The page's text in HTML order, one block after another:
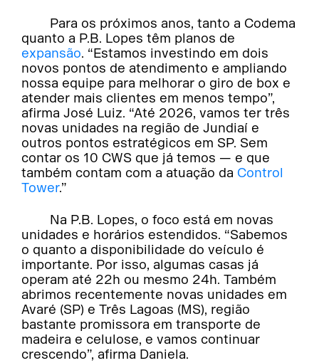
Para os próximos anos, tanto a Codema
quanto a P.B. Lopes têm planos de
expansão. “Estamos investindo em dois
novos pontos de atendimento e ampliando
nossa equipe para melhorar o giro de box e
atender mais clientes em menos tempo”,
afirma José Luiz. “Até 2026, vamos ter três
novas unidades na região de Jundiaí e
outros pontos estratégicos em SP. Sem
contar os 10 CWS que já temos — e que
também contam com a atuação da Control
Tower.”
Na P.B. Lopes, o foco está em novas
unidades e horários estendidos. “Sabemos
o quanto a disponibilidade do veículo é
importante. Por isso, algumas casas já
operam até 22h ou mesmo 24h. Também
abrimos recentemente novas unidades em
Avaré (SP) e Três Lagoas (MS), região
bastante promissora em transporte de
madeira e celulose, e vamos continuar
crescendo”, afirma Daniela.